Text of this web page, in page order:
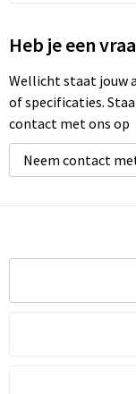
Heb je een
Wellicht staat jouw
of specificaties.
contact met ons op
Neem contact